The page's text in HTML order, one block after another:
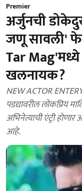
Premier
अर्जुनची
जणू सावली'
Tar Mag'मध्ये
खलनायक?
NEW ACTOR
पडद्यावरील लोकप्रिय
अभिनेत्याची एंट्री
आहे.